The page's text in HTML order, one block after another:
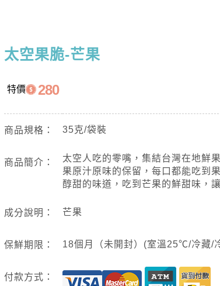
太空果脆-芒果
特價 280
商品規格： 35克/袋裝
商品簡介：
太空人吃的零嘴，集結台灣在地鮮
果原汁原味的保留，每口都能吃到
醇甜的味道，吃到芒果的鮮甜味，
成分說明： 芒果
保鮮期限： 18個月（未開封）(室溫25℃/冷藏/
付款方式：